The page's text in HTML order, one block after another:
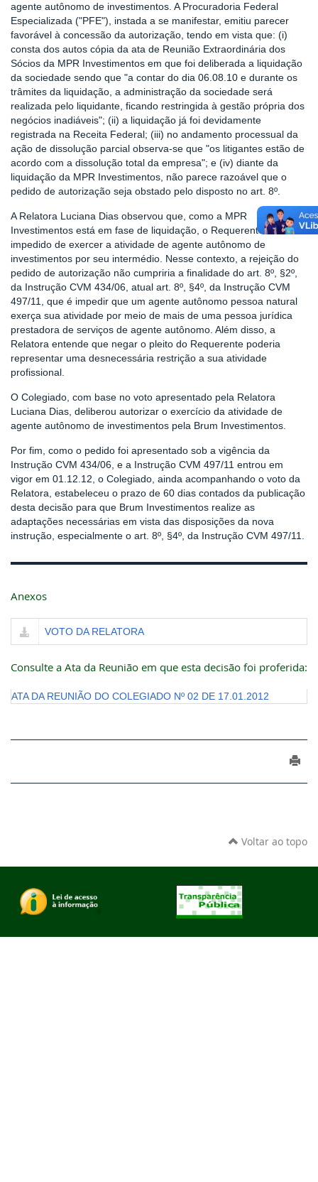
agente autônomo de investimentos. A Procuradoria Federal
Especializada ("PFE"), instada a se manifestar, emitiu parecer
favorável à concessão da autorização, tendo em vista que: (i)
consta dos autos cópia da ata de Reunião Extraordinária dos
Sócios da MPR Investimentos em que foi deliberada a liquidação
da sociedade sendo que "a contar do dia 06.08.10 e durante os
trâmites da liquidação, a administração da sociedade será
realizada pelo liquidante, ficando restringida à gestão própria dos
negócios inadiáveis"; (ii) a liquidação já foi devidamente
registrada na Receita Federal; (iii) no andamento processual da
ação de dissolução parcial observa-se que "os litigantes estão de
acordo com a dissolução total da empresa"; e (iv) diante da
liquidação da MPR Investimentos, não parece razoável que o
pedido de autorização seja obstado pelo disposto no art. 8º.
A Relatora Luciana Dias observou que, como a MPR
Investimentos está em fase de liquidação, o Requerente está
impedido de exercer a atividade de agente autônomo de
investimentos por seu intermédio. Nesse contexto, a rejeição do
pedido de autorização não cumpriria a finalidade do art. 8º, §2º,
da Instrução CVM 434/06, atual art. 8º, §4º, da Instrução CVM
497/11, que é impedir que um agente autônomo pessoa natural
exerça sua atividade por meio de mais de uma pessoa jurídica
prestadora de serviços de agente autônomo. Além disso, a
Relatora entende que negar o pleito do Requerente poderia
representar uma desnecessária restrição a sua atividade
profissional.
O Colegiado, com base no voto apresentado pela Relatora
Luciana Dias, deliberou autorizar o exercício da atividade de
agente autônomo de investimentos pela Brum Investimentos.
Por fim, como o pedido foi apresentado sob a vigência da
Instrução CVM 434/06, e a Instrução CVM 497/11 entrou em
vigor em 01.12.12, o Colegiado, ainda acompanhando o voto da
Relatora, estabeleceu o prazo de 60 dias contados da publicação
desta decisão para que Brum Investimentos realize as
adaptações necessárias em vista das disposições da nova
instrução, especialmente o art. 8º, §4º, da Instrução CVM 497/11.
Anexos
VOTO DA RELATORA
Consulte a Ata da Reunião em que esta decisão foi proferida:
ATA DA REUNIÃO DO COLEGIADO Nº 02 DE 17.01.2012
Voltar ao topo